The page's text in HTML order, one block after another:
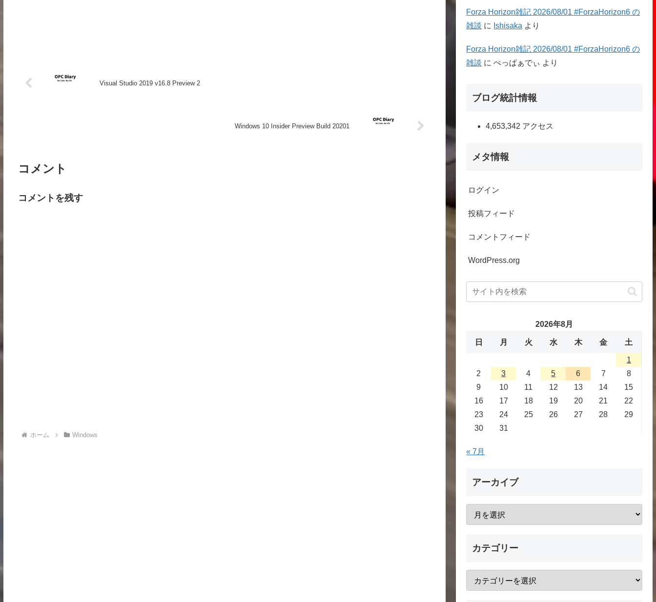
Visual Studio 2019 v16.8 Preview 2
Windows 10 Insider Preview Build 20201
コメント
コメントを残す
ホーム Windows
Forza Horizon雑記 2026/08/01 #ForzaHorizon6 の
雑談 に Ishisaka より
Forza Horizon雑記 2026/08/01 #ForzaHorizon6 の
雑談 にぺっぱぁでぃ より
ブログ統計情報
4,653,342 アクセス
メタ情報
ログイン
投稿フィード
コメントフィード
WordPress.org
2026年8月
日 月 火 水 木 金 土
1
2
3 4 5 6 7
8
9
10 11 12 13 14
15
16
17 18 19 20 21
22
23
24 25 26 27 28
29
30
31
« 7月
アーカイブ
カテゴリー